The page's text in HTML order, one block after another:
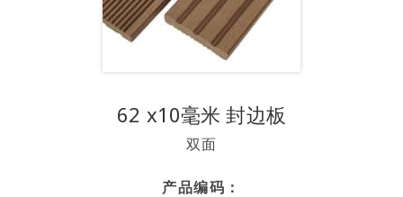
62 x10毫米 封边板
双面
产品编码：